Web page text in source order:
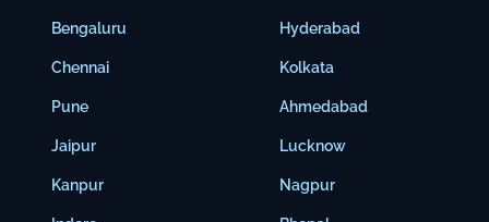
Bengaluru
Chennai
Pune
Jaipur
Kanpur
Hyderabad
Kolkata
Ahmedabad
Lucknow
Nagpur